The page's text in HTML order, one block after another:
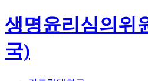
생명윤리심의위
국)